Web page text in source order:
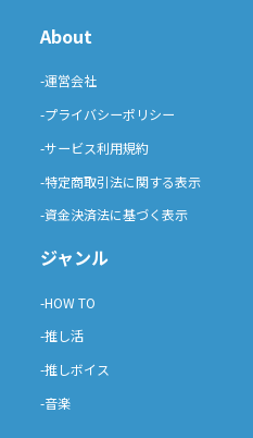
About
-運営会社
-プライバシーポリシー
-サービス利用規約
-特定商取引法に関する表示
-資金決済法に基づく表示
ジャンル
-HOW TO
-推し活
-推しボイス
-音楽